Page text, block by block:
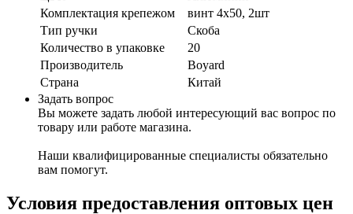
Комплектация крепежом
винт 4х50, 2шт
Тип ручки
Скоба
Количество в упаковке
20
Производитель
Boyard
Страна
Китай
Задать вопрос
Вы можете задать любой интересующий вас вопрос по
товару или работе магазина.
Наши квалифицированные специалисты обязательно
вам помогут.
Условия предоставления оптовых цен